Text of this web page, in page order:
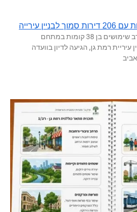
התוכנית להקמת מגדל מעורב שימושים בן 38 קומות במתחם
עיריית רמת גן, הגיעה לדיון בוועדה